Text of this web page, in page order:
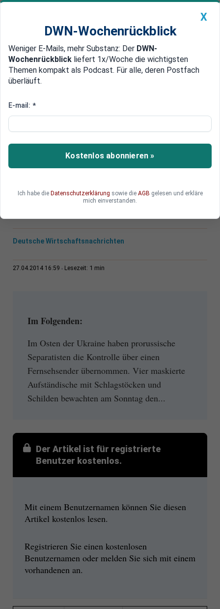
Newsticker MEIN DWN: Geldanlage Premium
Edelmetalle DWN-Magazin China
Kontrolle übernommen
Separatisten stürmen TV-Sender
in Donezk
In der ostukrainischen Stadt Donezk haben
beeinflussen, so die Begründung der Besetzer.
Deutsche Wirtschaftsnachrichten
27.04.2014 16:59 Lesezeit: 1 min
Im Folgenden:
Im Osten der Ukraine haben prorussische
Separatisten die Kontrolle über einen
Fernsehsender übernommen. Vier maskierte
Aufständische mit Schlagstöcken und
Schilden bewachten am Sonntag den...
Der Artikel ist für registrierte
Benutzer kostenlos.
Mit einem Benutzernamen können Sie diesen
Artikel kostenlos lesen.
Registrieren Sie einen kostenlosen
Benutzernamen oder melden Sie sich mit einem
vorhandenen an.
X
DWN-Wochenrückblick
Weniger E-Mails, mehr Substanz: Der DWN-
Wochenrückblick liefert 1x/Woche die wichtigsten
Themen kompakt als Podcast. Für alle, deren Postfach
überläuft.
E-mail: *
Kostenlos abonnieren »
Ich habe die Datenschutzerklärung sowie die AGB gelesen und erkläre
mich einverstanden.